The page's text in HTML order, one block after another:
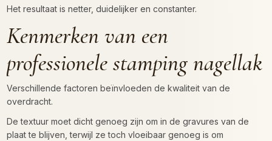
Het resultaat is netter, duidelijker en constanter.
Kenmerken van een
professionele stamping nagellak
Verschillende factoren beïnvloeden de kwaliteit van de
overdracht.
De textuur moet dicht genoeg zijn om in de gravures van de
plaat te blijven, terwijl ze toch vloeibaar genoeg is om